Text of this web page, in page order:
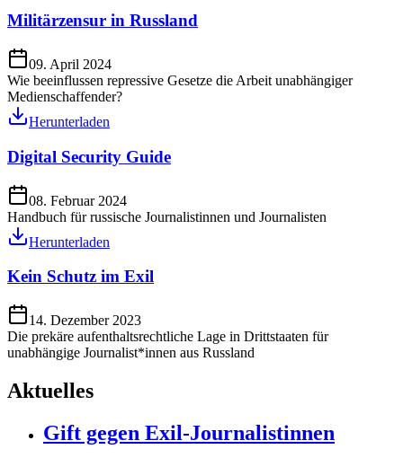
Militärzensur in Russland
09. April 2024
Wie beeinflussen repressive Gesetze die Arbeit unabhängiger
Medienschaffender?
Herunterladen
Digital Security Guide
08. Februar 2024
Handbuch für russische Journalistinnen und Journalisten
Herunterladen
Kein Schutz im Exil
14. Dezember 2023
Die prekäre aufenthaltsrechtliche Lage in Drittstaaten für
unabhängige Journalist*innen aus Russland
Aktuelles
Gift gegen Exil-Journalistinnen